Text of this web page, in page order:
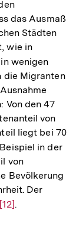
das Ausmaß
Städten
wie in
wenigen
die Migranten
Von den 47
von
liegt bei 70
in der
von
Bevölkerung
Der
.